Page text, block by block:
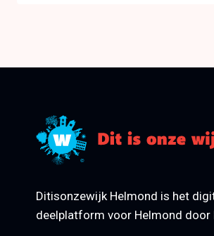
Ditisonzewijk Helmond is het
deelplatform voor Helmond door